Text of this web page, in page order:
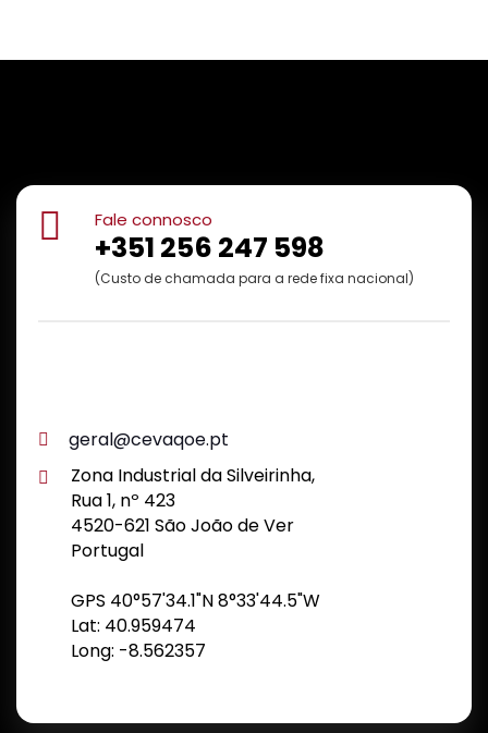
Fale connosco
+351 256 247 598
(Custo de chamada para a rede fixa nacional)
geral@cevaqoe.pt
Zona Industrial da Silveirinha,
Rua 1, nº 423
4520-621 São João de Ver
Portugal
GPS 40°57'34.1"N 8°33'44.5"W
Lat: 40.959474
Long: -8.562357